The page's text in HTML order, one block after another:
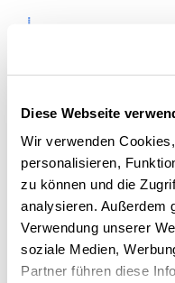
Diese Webseite
Wir verwenden
personalisieren,
zu können und die
analysieren. Außerdem
Verwendung unserer
soziale Medien,
Partner führen diese
8.
Digital